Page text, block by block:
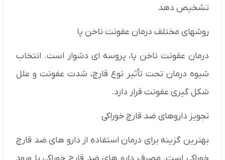
تشخیص دهد
روشهای مختلف درمان عفونت ناخن پا
درمان عفونت ناخن پا، پروسه ای دشوار است. انتخاب
شیوه درمان تحت تأثیر نوع قارچ، شدت عفونت و علل
شکل گیری عفونت قرار دارد.
تجویز داروهای ضد قارچ خوراکی
بهترین گزینه برای درمان استفاده از دارو های ضد قارچ